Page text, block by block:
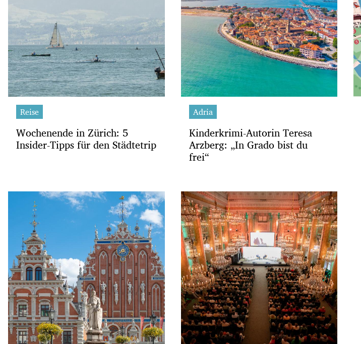
Reise
Wochenende in Zürich: 5
Insider-Tipps für den Städtetrip
Adria
Kinderkrimi-Autorin Teresa
Arzberg: „In Grado bist du
frei“